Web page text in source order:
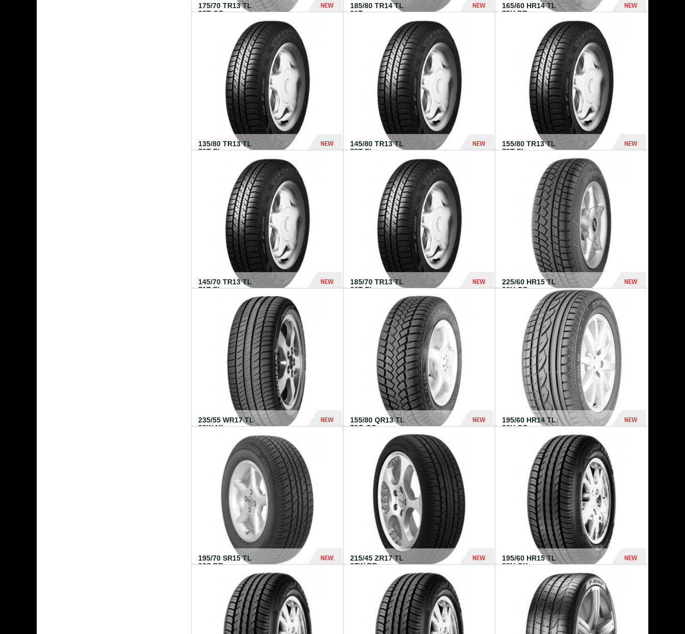
175/70 TR13 TL
82T CO...
NEW
185/80 TR14 TL
91T...
NEW
448 Dhs
165/60 HR14 TL
75H BR...
NEW
135/80 TR13 TL
70T FI...
NEW
145/80 TR13 TL
75T FI...
NEW
155/80 TR13 TL
79T FI...
NEW
145/70 TR13 TL
71T FI...
NEW
185/70 TR13 TL
86T FI...
NEW
432 Dhs
225/60 HR15 TL
96H CO...
NEW
1 040 Dhs
235/55 WR17 TL
99W MI...
NEW
1 182 Dhs
155/80 QR13 TL
79Q CO...
NEW
195/60 HR14 TL
86H CO...
NEW
790 Dhs
195/70 SR15 TL
92S BR...
NEW
837 Dhs
215/45 ZR17 TL
87W BR...
NEW
955 Dhs
195/60 HR15 TL
88H GY...
NEW